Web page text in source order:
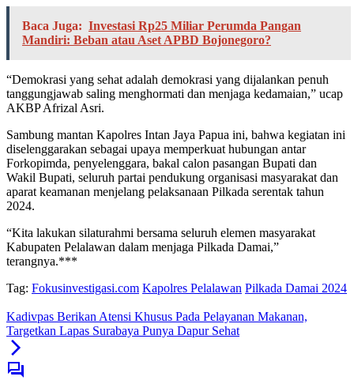
Baca Juga: Investasi Rp25 Miliar Perumda Pangan
Mandiri: Beban atau Aset APBD Bojonegoro?
“Demokrasi yang sehat adalah demokrasi yang dijalankan penuh
tanggungjawab saling menghormati dan menjaga kedamaian,” ucap
AKBP Afrizal Asri.
Sambung mantan Kapolres Intan Jaya Papua ini, bahwa kegiatan ini
diselenggarakan sebagai upaya memperkuat hubungan antar
Forkopimda, penyelenggara, bakal calon pasangan Bupati dan
Wakil Bupati, seluruh partai pendukung organisasi masyarakat dan
aparat keamanan menjelang pelaksanaan Pilkada serentak tahun
2024.
“Kita lakukan silaturahmi bersama seluruh elemen masyarakat
Kabupaten Pelalawan dalam menjaga Pilkada Damai,”
terangnya.***
Tag: Fokusinvestigasi.com Kapolres Pelalawan Pilkada Damai 2024
Kadivpas Berikan Atensi Khusus Pada Pelayanan Makanan,
Targetkan Lapas Surabaya Punya Dapur Sehat